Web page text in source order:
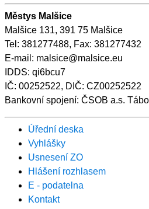
Městys Malšice
Malšice 131, 391 75 Malšice
Tel: 381277488, Fax: 381277432
E-mail: malsice@malsice.eu
IDDS: qi6bcu7
IČ: 00252522, DIČ: CZ00252522
Bankovní spojení: ČSOB a.s.
Úřední deska
Vyhlášky
Usnesení ZO
Hlášení rozhlasem
E - podatelna
Kontakt